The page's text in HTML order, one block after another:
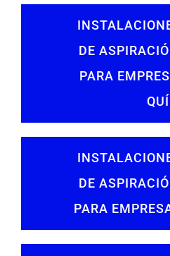
DE
PARA
DE
PARA